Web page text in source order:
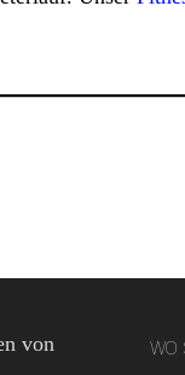
von WO